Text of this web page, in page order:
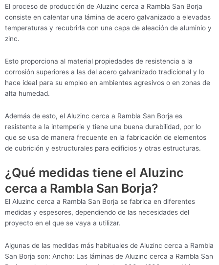
El proceso de producción de Aluzinc cerca a Rambla San Borja
consiste en calentar una lámina de acero galvanizado a elevadas
temperaturas y recubrirla con una capa de aleación de aluminio y
zinc.
Esto proporciona al material propiedades de resistencia a la
corrosión superiores a las del acero galvanizado tradicional y lo
hace ideal para su empleo en ambientes agresivos o en zonas de
alta humedad.
Además de esto, el Aluzinc cerca a Rambla San Borja es
resistente a la intemperie y tiene una buena durabilidad, por lo
que se usa de manera frecuente en la fabricación de elementos
de cubrición y estructurales para edificios y otras estructuras.
¿Qué medidas tiene el Aluzinc
cerca a Rambla San Borja?
El Aluzinc cerca a Rambla San Borja se fabrica en diferentes
medidas y espesores, dependiendo de las necesidades del
proyecto en el que se vaya a utilizar.
Algunas de las medidas más habituales de Aluzinc cerca a Rambla
San Borja son: Ancho: Las láminas de Aluzinc cerca a Rambla San